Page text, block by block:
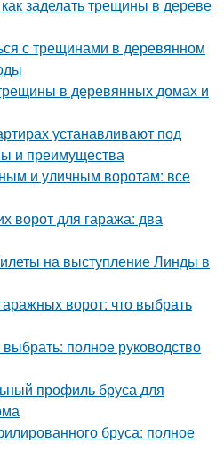
заделать трещины в дереве
с трещинами в деревянном
в деревянных домах и
устанавливают под
и преимущества
и уличным воротам: все
ворот для гаража: два
на выступление Линды в
ворот: что выбрать
полное руководство
профиль бруса для
бруса: полное